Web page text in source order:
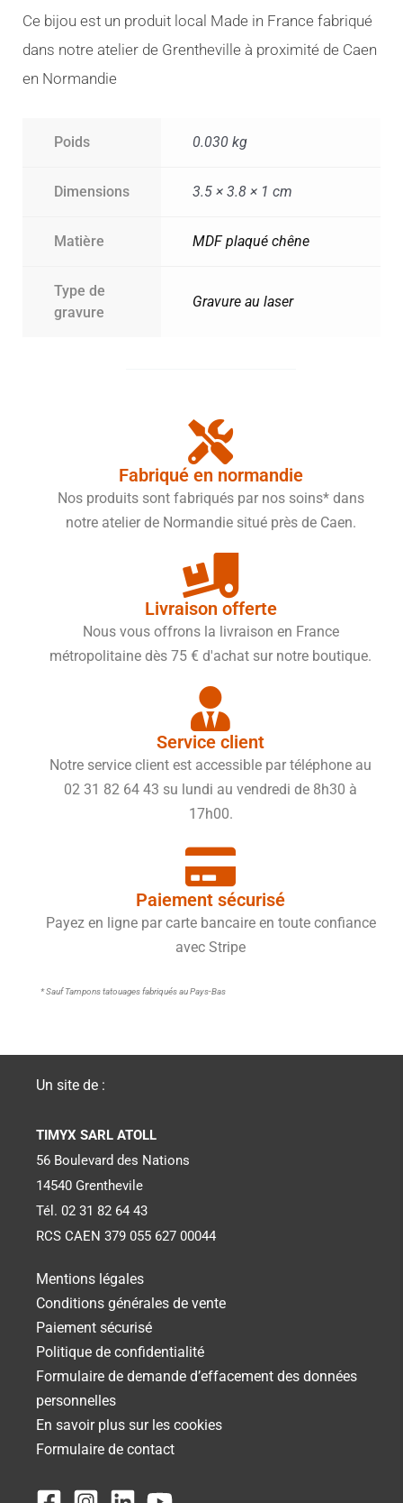
Ce bijou est un produit local Made in France fabriqué
dans notre atelier de Grentheville à proximité de Caen
en Normandie
Poids 0.030 kg
Dimensions 3.5 × 3.8 × 1 cm
Matière MDF plaqué chêne
Type de
gravure
Gravure au laser
Fabriqué en normandie
Nos produits sont fabriqués par nos soins* dans
notre atelier de Normandie situé près de Caen.
Livraison offerte
Nous vous offrons la livraison en France
métropolitaine dès 75 € d'achat sur notre boutique.
Service client
Notre service client est accessible par téléphone au
02 31 82 64 43 su lundi au vendredi de 8h30 à
17h00.
Paiement sécurisé
Payez en ligne par carte bancaire en toute confiance
avec Stripe
* Sauf Tampons tatouages fabriqués au Pays-Bas
Un site de :
TIMYX SARL ATOLL
56 Boulevard des Nations
14540 Grenthevile
Tél. 02 31 82 64 43
RCS CAEN 379 055 627 00044
Mentions légales
Conditions générales de vente
Paiement sécurisé
Politique de confidentialité
Formulaire de demande d’effacement des données
personnelles
En savoir plus sur les cookies
Formulaire de contact